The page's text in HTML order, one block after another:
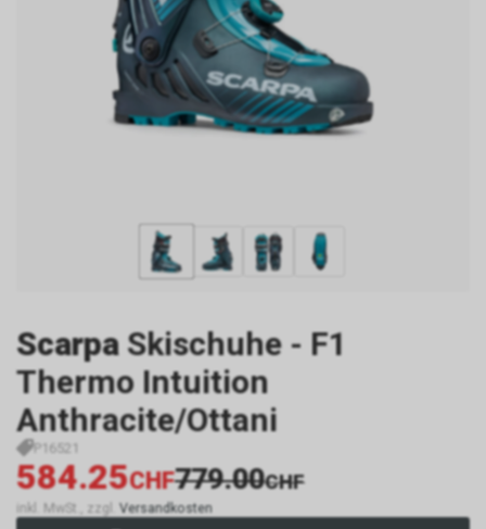
Scarpa Skischuhe - F1
Thermo Intuition
Anthracite/Ottani
P16521
584.25CHF779.00CHF
inkl. MwSt., zzgl. Versandkosten